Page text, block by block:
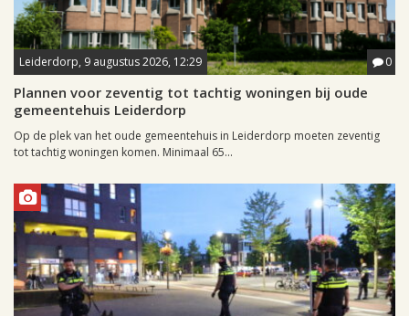
Leiderdorp, 9 augustus 2026, 12:29 0
Plannen voor zeventig tot tachtig woningen bij oude
gemeentehuis Leiderdorp
Op de plek van het oude gemeentehuis in Leiderdorp moeten zeventig
tot tachtig woningen komen. Minimaal 65...